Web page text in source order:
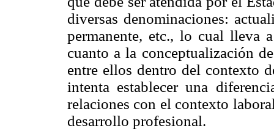
diversas denominaciones:
permanente, etc., lo cual lleva
cuanto a la conceptualización
entre ellos dentro del contexto
intenta establecer una
relaciones con el contexto
desarrollo profesional.